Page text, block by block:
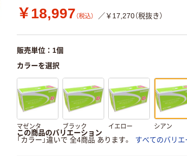
￥18,997 （税込） ／￥17,270（税抜き）
販売単位：1個
カラーを選択
マゼンタ ブラック イエロー シアン
この商品のバリエーション
「カラー」違いで 全4商品 あります。
すべてのバリ